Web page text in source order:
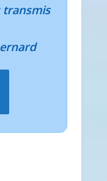
transmis